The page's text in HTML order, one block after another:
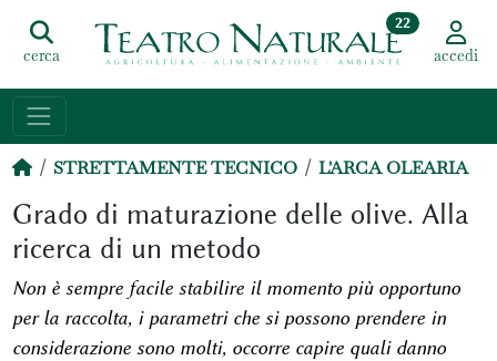
cerca
22
accedi
STRETTAMENTE TECNICO L'ARCA OLEARIA
Grado di maturazione delle olive. Alla
ricerca di un metodo
Non è sempre facile stabilire il momento più opportuno
per la raccolta, i parametri che si possono prendere in
considerazione sono molti, occorre capire quali danno